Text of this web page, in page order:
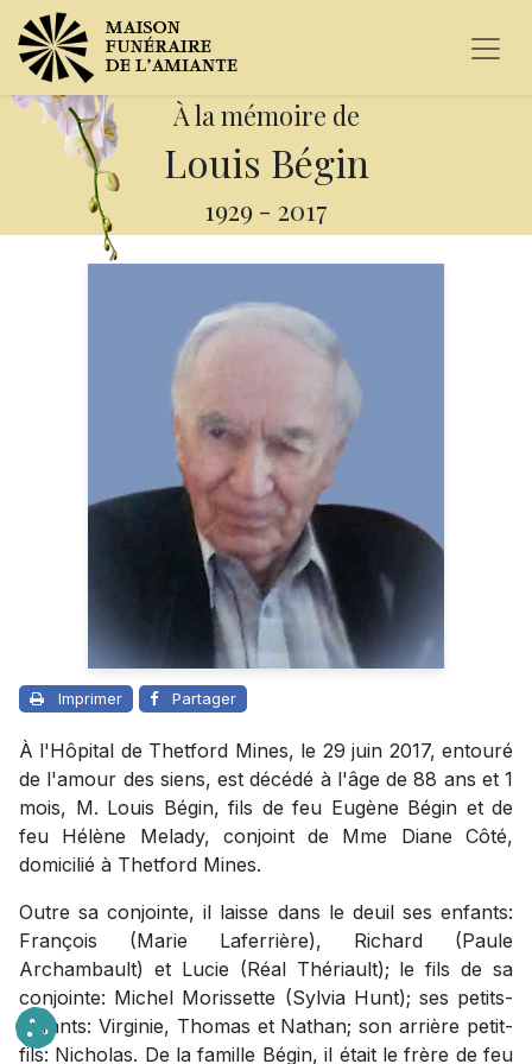
À la mémoire de
Louis Bégin
1929 - 2017
Imprimer Partager
À l'Hôpital de Thetford Mines, le 29 juin 2017, entouré
de l'amour des siens, est décédé à l'âge de 88 ans et 1
mois, M. Louis Bégin, fils de feu Eugène Bégin et de
feu Hélène Melady, conjoint de Mme Diane Côté,
domicilié à Thetford Mines.
Outre sa conjointe, il laisse dans le deuil ses enfants:
François (Marie Laferrière), Richard (Paule
Archambault) et Lucie (Réal Thériault); le fils de sa
conjointe: Michel Morissette (Sylvia Hunt); ses petits-
enfants: Virginie, Thomas et Nathan; son arrière petit-
fils: Nicholas. De la famille Bégin, il était le frère de feu